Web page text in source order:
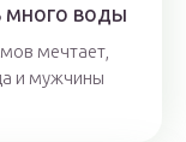
много воды
мечтает,
и мужчины